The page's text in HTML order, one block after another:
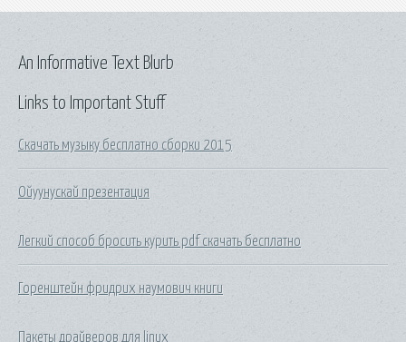
Links to Important Stuff
Скачать музыку бесплатно сборки 2015
Ойуунускай презентация
Легкий способ бросить курить pdf скачать бесплатно
Горенштейн фридрих наумович книги
Пакеты драйверов для linux
An Informative Text Blurb